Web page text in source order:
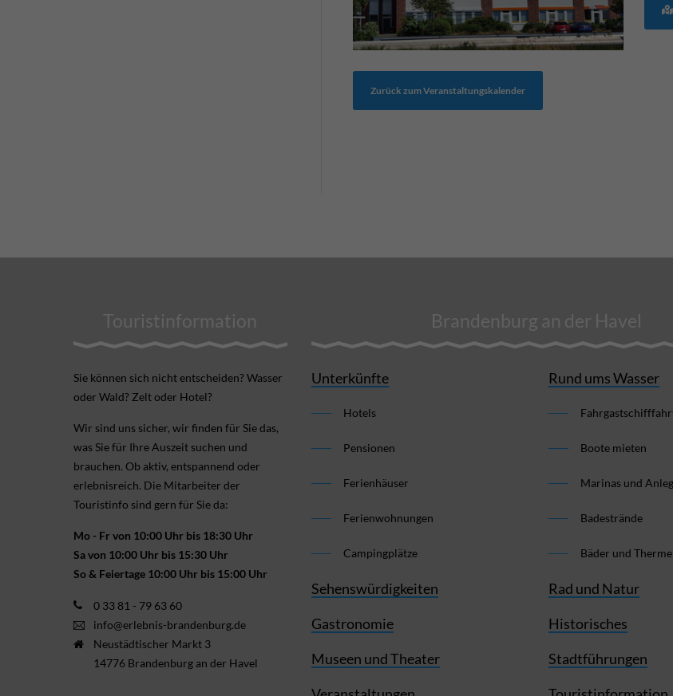
Zurück zum Veranstaltungskalender
Touristinformation
Sie können sich nicht ent­scheiden? Wasser
oder Wald? Zelt oder Hotel?
Wir sind uns sicher, wir finden für Sie das,
was Sie für Ihre Aus­zeit suchen und
brauchen. Ob aktiv, ent­spannend oder
erlebnis­reich. Die Mitarbeiter der
Touristinfo sind gern für Sie da:
Mo - Fr von 10:00 Uhr bis 18:30 Uhr
Sa von 10:00 Uhr bis 15:30 Uhr
So & Feiertage 10:00 Uhr bis 15:00 Uhr
0 33 81 - 79 63 60
info@erlebnis-brandenburg.de
Neustädtischer Markt 3
14776 Brandenburg an der Havel
Brandenburg an der Havel
Unterkünfte
Hotels
Pensionen
Ferienhäuser
Ferienwohnungen
Campingplätze
Sehenswürdigkeiten
Gastronomie
Museen und Theater
Rund ums Wasser
Boote mieten
Marinas und
Badestrände
Bäder und
Rad und Natur
Historisches
Stadtführungen